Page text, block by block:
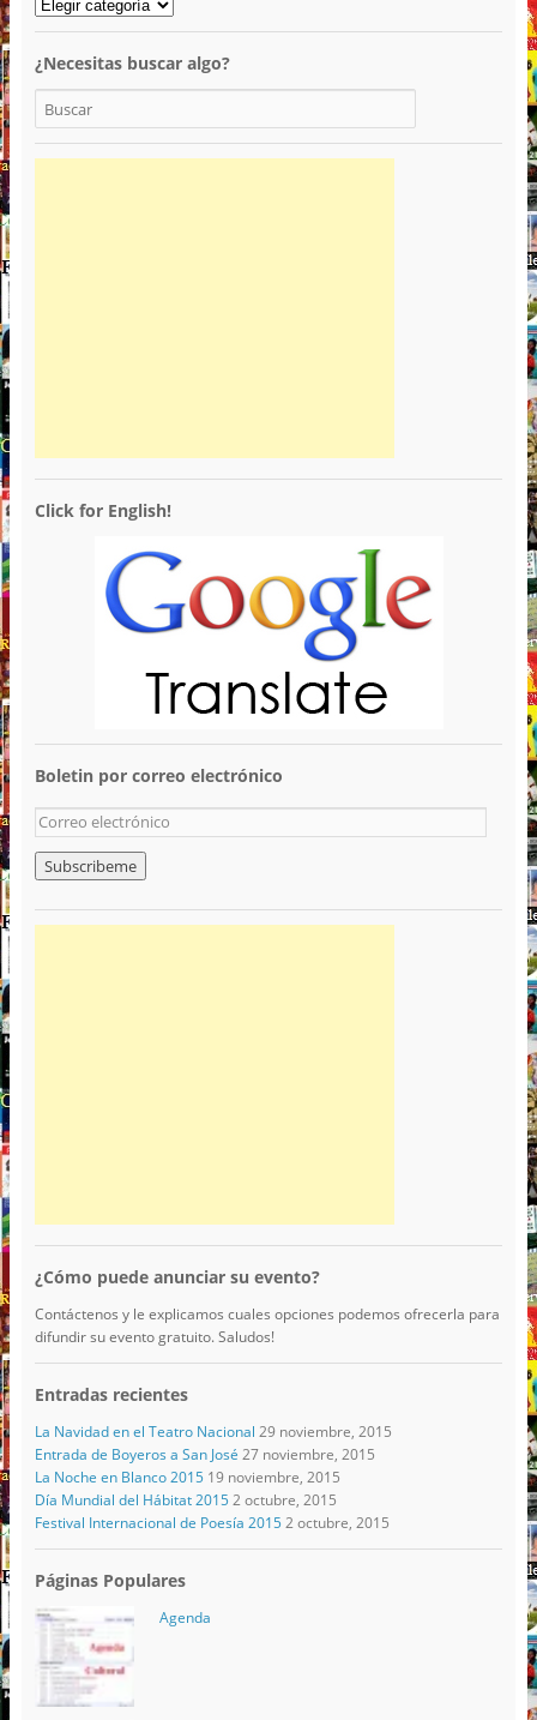
¿Necesitas buscar algo?
Click for English!
Boletin por correo electrónico
¿Cómo puede anunciar su evento?
Contáctenos y le explicamos cuales opciones podemos ofrecerla para
difundir su evento gratuito. Saludos!
Entradas recientes
La Navidad en el Teatro Nacional 29 noviembre, 2015
Entrada de Boyeros a San José 27 noviembre, 2015
La Noche en Blanco 2015 19 noviembre, 2015
Día Mundial del Hábitat 2015 2 octubre, 2015
Festival Internacional de Poesía 2015 2 octubre, 2015
Páginas Populares
Agenda